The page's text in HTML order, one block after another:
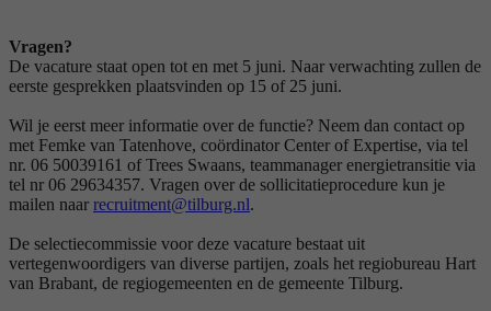
Vragen?
De vacature staat open tot en met 5 juni. Naar verwachting zullen de
eerste gesprekken plaatsvinden op 15 of 25 juni.
Wil je eerst meer informatie over de functie? Neem dan contact op
met Femke van Tatenhove, coördinator Center of Expertise, via tel
nr. 06 50039161 of Trees Swaans, teammanager energietransitie via
tel nr 06 29634357. Vragen over de sollicitatieprocedure kun je
mailen naar recruitment@tilburg.nl.
De selectiecommissie voor deze vacature bestaat uit
vertegenwoordigers van diverse partijen, zoals het regiobureau Hart
van Brabant, de regiogemeenten en de gemeente Tilburg.